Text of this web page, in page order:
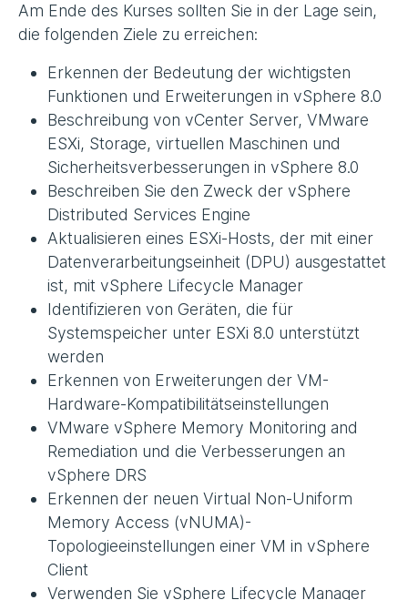
Am Ende des Kurses sollten Sie in der Lage sein,
die folgenden Ziele zu erreichen:
Erkennen der Bedeutung der wichtigsten
Funktionen und Erweiterungen in vSphere 8.0
Beschreibung von vCenter Server, VMware
ESXi, Storage, virtuellen Maschinen und
Sicherheitsverbesserungen in vSphere 8.0
Beschreiben Sie den Zweck der vSphere
Distributed Services Engine
Aktualisieren eines ESXi-Hosts, der mit einer
Datenverarbeitungseinheit (DPU) ausgestattet
ist, mit vSphere Lifecycle Manager
Identifizieren von Geräten, die für
Systemspeicher unter ESXi 8.0 unterstützt
werden
Erkennen von Erweiterungen der VM-
Hardware-Kompatibilitätseinstellungen
VMware vSphere Memory Monitoring and
Remediation und die Verbesserungen an
vSphere DRS
Erkennen der neuen Virtual Non-Uniform
Memory Access (vNUMA)-
Topologieeinstellungen einer VM in vSphere
Client
Verwenden Sie vSphere Lifecycle Manager